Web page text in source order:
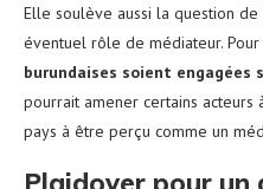
Elle soulève aussi la question
éventuel rôle de médiateur.
burundaises soient
pourrait amener certains acteurs
pays à être perçu comme un